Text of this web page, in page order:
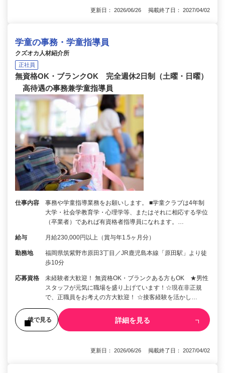
更新日： 2026/06/26 掲載終了日： 2027/04/02
学童の事務・学童指導員
クズオカ人材紹介所
正社員
無資格OK・ブランクOK 完全週休2日制（土曜・日曜）
高待遇の事務兼学童指導員
仕事内容
事務や学童指導業務をお願いします。 ■学童クラブは4年制
大学・社会学教育学・心理学等、またはそれに相応する学位
（卒業者）であれば有資格者指導員になれます。…
給与 月給230,000円以上（賞与年1.5ヶ月分）
勤務地
福岡県筑紫野市原田3丁目／JR鹿児島本線「原田駅」より徒
歩10分
応募資格
未経験者大歓迎！ 無資格OK・ブランクある方もOK ★男性
スタッフが元気に職場を盛り上げています！☆現在非正規
で、正職員をお考えの方大歓迎！ ☆接客経験を活かし…
後で見る 詳細を見る
更新日： 2026/06/26 掲載終了日： 2027/04/02